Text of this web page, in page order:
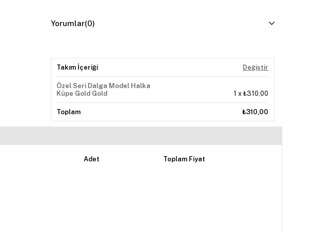
Yorumlar(0)
Takım İçeriği Değiştir
Özel Seri Dalga Model Halka
Küpe Gold Gold
1 x₺310,00
Toplam ₺310,00
Adet Toplam Fiyat